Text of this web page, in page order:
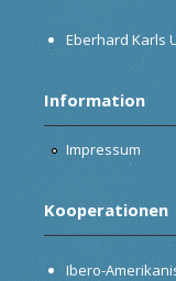
Eberhard Karls
Information
Impressum
Kooperationen
Ibero-